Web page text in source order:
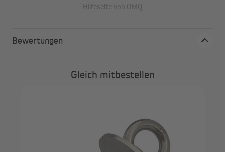
Hilfeseite von OMQ
Bewertungen
Gleich mitbestellen